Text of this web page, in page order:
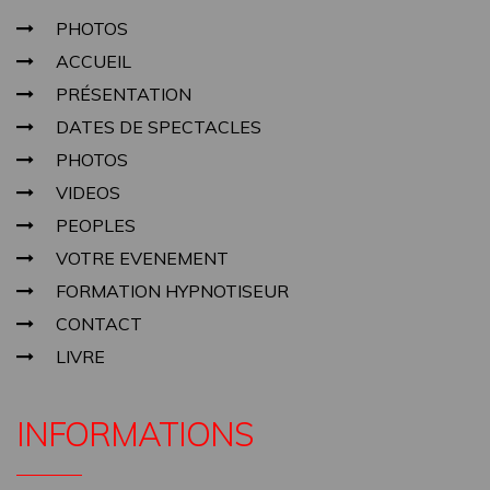
PHOTOS
ACCUEIL
PRÉSENTATION
DATES DE SPECTACLES
PHOTOS
VIDEOS
PEOPLES
VOTRE EVENEMENT
FORMATION HYPNOTISEUR
CONTACT
LIVRE
INFORMATIONS